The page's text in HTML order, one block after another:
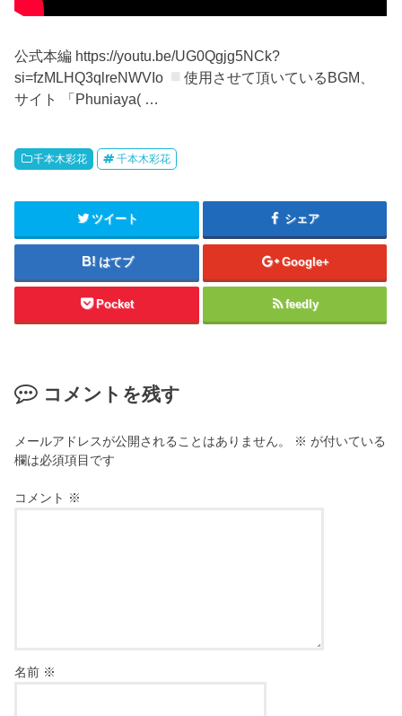
公式本編 https://youtu.be/UG0Qgjg5NCk?
si=fzMLHQ3qlreNWVIo
使用させて頂いているBGM、
サイト 「Phuniaya( …
千本木彩花 千本木彩花
ツイート シェア
はてブ Google+
Pocket feedly
コメントを残す
メールアドレスが公開されることはありません。 ※ が付いている
欄は必須項目です
コメント ※
名前 ※